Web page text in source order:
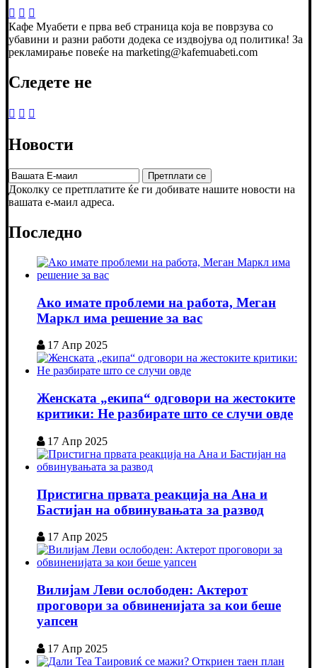
Кафе Муабети е прва веб страница која ве поврзува со
убавини и разни работи додека се издвојува од политика! За
рекламирање повеќе на marketing@kafemuabeti.com
Следете не
Новости
Доколку се претплатите ќе ги добивате нашите новости на
вашата е-маил адреса.
Последно
Ако имате проблеми на работа, Меган
Маркл има решение за вас
17 Апр 2025
Женската „екипа“ одговори на жестоките
критики: Не разбирате што се случи овде
17 Апр 2025
Пристигна првата реакција на Ана и
Бастијан на обвинувањата за развод
17 Апр 2025
Вилијам Леви ослободен: Актерот
проговори за обвиненијата за кои беше
уапсен
17 Апр 2025